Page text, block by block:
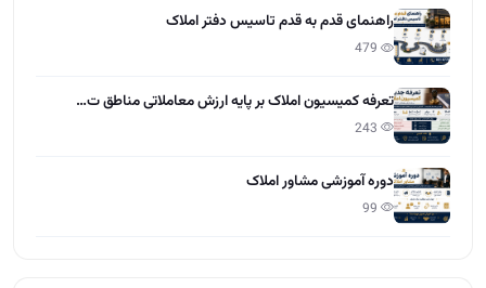
راهنمای قدم به قدم تاسیس دفتر املاک
تعرفه کمیسیون املاک بر پایه ارزش معاملاتی مناطق ت…
دوره آموزشی مشاور املاک